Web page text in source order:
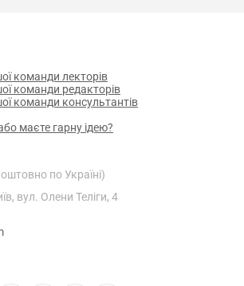
команди лекторів
команди редакторів
команди консультантів
маєте гарну ідею?
по Україні)
вул. Олени Теліги, 4